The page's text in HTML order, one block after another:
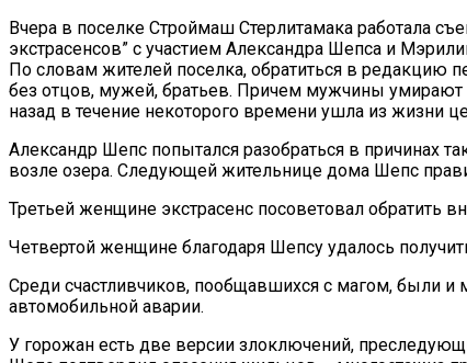
Вчера в поселке Строймаш Стерлитамака работала
экстрасенсов” с участием Александра Шепса и
По словам жителей поселка, обратиться в редакцию
без отцов, мужей, братьев. Причем мужчины умирают
назад в течение некоторого времени ушла из жизни
Александр Шепс попытался разобраться в причинах
возле озера. Следующей жительнице дома Шепс
Третьей женщине экстрасенс посоветовал обратить
Четвертой женщине благодаря Шепсу удалось
Среди счастливчиков, пообщавшихся с магом, были и
автомобильной аварии.
У горожан есть две версии злоключений,